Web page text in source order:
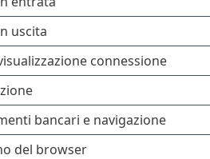
uscita
connessione
bancari e navigazione
del browser